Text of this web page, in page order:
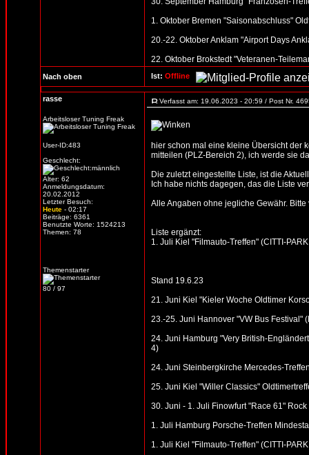
1. Oktober Bremen "Saisonabschluss"
20.-22. Oktober Anklam "Airport Days
22. Oktober Brokstedt "Veteranen-
Nach oben Ist: Offline
rasse
Arbeitsloser Tuning Freak
User-ID:483
Geschlecht:
Alter: 62
Anmeldungsdatum:
20.02.2012
Letzter Besuch:
Heute - 02:17
Beiträge: 6361
Benutzte Worte: 1524213
Themen: 78
Themenstarter
80 / 97
Verfasst am: 19.06.2023 - 20:59 / Post Nr.
hier schon mal eine kleine Übersicht der
mitteilen (PLZ-Bereich 2), ich werde sie
Die zuletzt eingestellte Liste, ist die
Ich habe nichts dagegen, das die Liste
Alle Angaben ohne jegliche Gewähr.
Liste ergänzt:
1. Juli Kiel "Filmauto-Treffen" (CITTI-
Stand 19.6.23
21. Juni Kiel "Kieler Woche Oldtimer
23.-25. Juni Hannover "VW Bus Festival"
24. Juni Hamburg "Very British-
4)
24. Juni Steinbergkirche Mercedes-
25. Juni Kiel "Willer Classics"
30. Juni - 1. Juli Finowfurt "Race 61"
1. Juli Hamburg Porsche-Treffen
1. Juli Kiel "Filmauto-Treffen" (CITTI-